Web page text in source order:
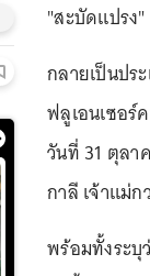
"สะบัดแปรง
กลายเป็นปร
ฟลูเอนเซอร์
วันที่ 31 ตุลา
กาลี เจ้าแม่
พร้อมทั้งระบุ